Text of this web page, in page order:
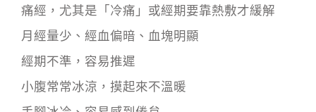
痛經，尤其是「冷痛」或經期要靠熱敷才緩解
月經量少、經血偏暗、血塊明顯
經期不準，容易推遲
小腹常常冰涼，摸起來不溫暖